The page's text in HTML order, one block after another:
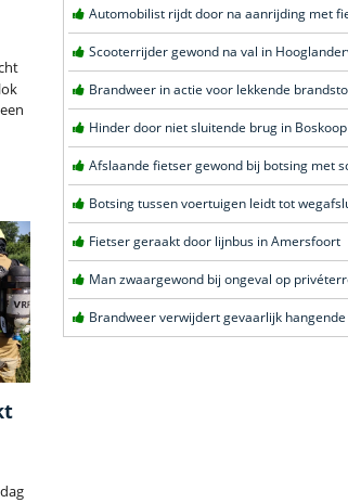
Hinder door niet sluitende brug in Boskoop
Fietser geraakt door lijnbus in Amersfoort